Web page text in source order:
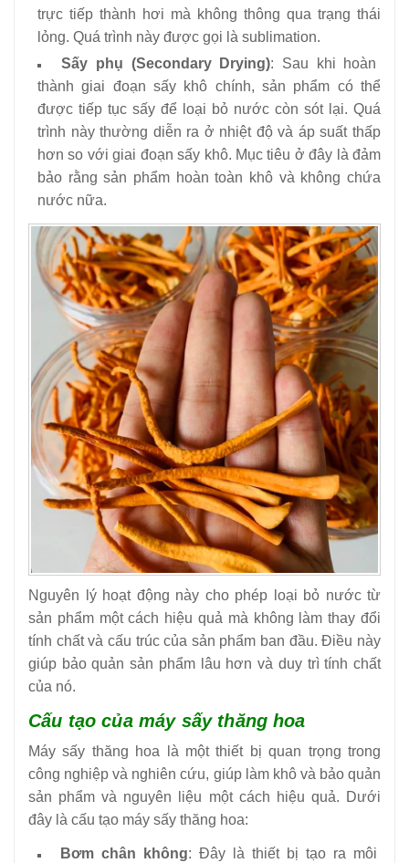
trực tiếp thành hơi mà không thông qua trạng thái
lỏng. Quá trình này được gọi là sublimation.
Sấy phụ (Secondary Drying): Sau khi hoàn
thành giai đoạn sấy khô chính, sản phẩm có thể
được tiếp tục sấy để loại bỏ nước còn sót lại. Quá
trình này thường diễn ra ở nhiệt độ và áp suất thấp
hơn so với giai đoạn sấy khô. Mục tiêu ở đây là đảm
bảo rằng sản phẩm hoàn toàn khô và không chứa
nước nữa.
Nguyên lý hoạt động này cho phép loại bỏ nước từ
sản phẩm một cách hiệu quả mà không làm thay đổi
tính chất và cấu trúc của sản phẩm ban đầu. Điều này
giúp bảo quản sản phẩm lâu hơn và duy trì tính chất
của nó.
Cấu tạo của máy sấy thăng hoa
Máy sấy thăng hoa là một thiết bị quan trọng trong
công nghiệp và nghiên cứu, giúp làm khô và bảo quản
sản phẩm và nguyên liệu một cách hiệu quả. Dưới
đây là cấu tạo máy sấy thăng hoa:
Bơm chân không: Đây là thiết bị tạo ra môi